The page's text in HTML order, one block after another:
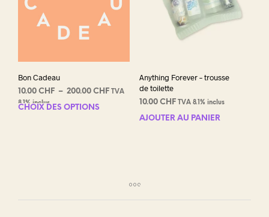
Bon Cadeau
10.00 CHF – 200.00 CHFPlage
TVA
8.1% inclus
CHOIX DES OPTIONS
produit
options
Anything Forever – trousse
de toilette
10.00 CHF TVA 8.1% inclus
AJOUTER AU PANIER